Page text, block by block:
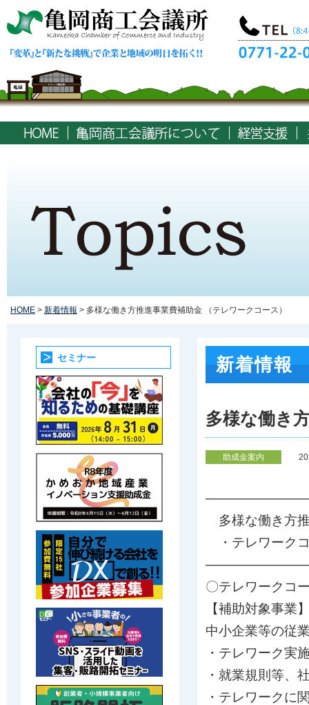
HOME > 新着情報 > 多様な働き方推進事業費補助金 （テレワークコース）
新着情報
多様な働き
助成金案内
多様な働き方
・テレワーク
〇テレワークコ
【補助対象事業
中小企業等の従
・テレワーク実
・就業規則等、
・テレワークに
セミナー